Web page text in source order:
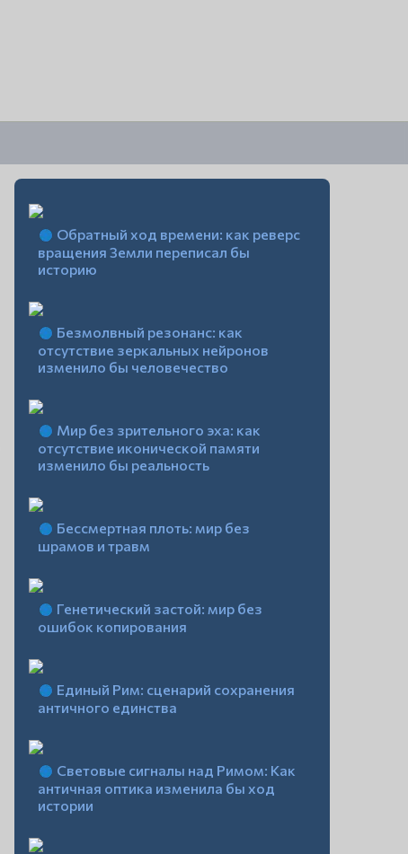
Обратный ход времени: как реверс
вращения Земли переписал бы
историю
Безмолвный резонанс: как
отсутствие зеркальных нейронов
изменило бы человечество
Мир без зрительного эха: как
отсутствие иконической памяти
изменило бы реальность
Бессмертная плоть: мир без
шрамов и травм
Генетический застой: мир без
ошибок копирования
Единый Рим: сценарий сохранения
античного единства
Световые сигналы над Римом: Как
античная оптика изменила бы ход
истории